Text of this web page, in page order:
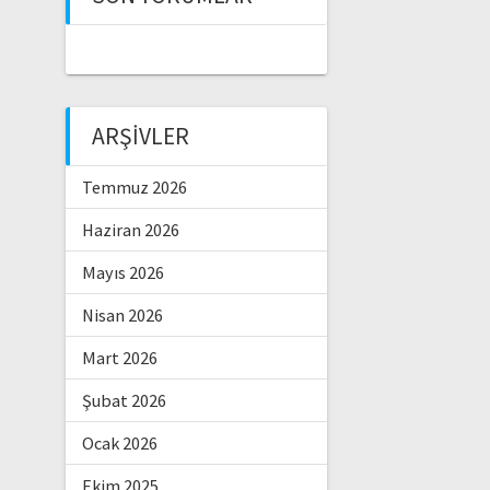
ARŞIVLER
Temmuz 2026
Haziran 2026
Mayıs 2026
Nisan 2026
Mart 2026
Şubat 2026
Ocak 2026